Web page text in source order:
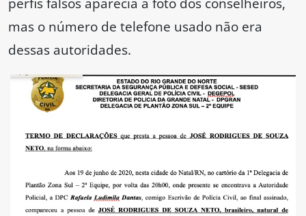
mas o número de telefone usado não era
dessas autoridades.